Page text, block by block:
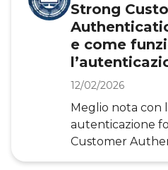
Smart POS, in
parzialmente
di pagamento in
stanno
soluzioni
POS o “Tap on
Strong
e come
12/02/2026
Meglio nota con
autenticazione
Customer
l’obiettivo di